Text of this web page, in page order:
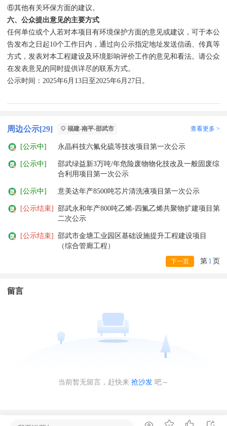
⑥其他有关环保方面的建议。
六、公众提出意见的主要方式
任何单位或个人若对本项目有环境保护方面的意见或建议，可于本公
告发布之日起10个工作日内，通过向公示指定地址发送信函、传真等
方式，发表对本工程建设及环境影响评价工作的意见和看法。请公众
在发表意见的同时提供详尽的联系方式。
公示时间：2025年6月13日至2025年6月27日。
周边公示[29] 福建-南平-邵武市 查看更多 >
[公示中] 永晶科技六氟化硫等技改项目第一次公示
[公示中]
邵武绿益新3万吨/年危险废物物化技改及一般固废综
合利用项目第一次公示
[公示中] 意美达年产8500吨芯片清洗液项目第一次公示
[公示结束]
邵武永和年产800吨乙烯-四氟乙烯共聚物扩建项目第
二次公示
[公示结束]
邵武市金塘工业园区基础设施提升工程建设项目
（综合管廊工程）
下一页 第 1 页
留言
当前暂无留言，赶快来 抢沙发 吧～